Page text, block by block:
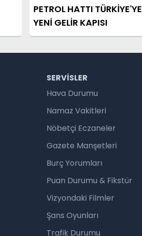
PETROL HATTI TÜRKİYE'YE
YENİ GELİR KAPISI
SERVISLER
Hava Durumu
Namaz Vakitleri
Nöbetçi Eczaneler
Gazete Manşetleri
Burç Yorumları
Puan Durumu & Fikstür
Vizyondaki Filmler
Şans Oyunları
Trafik Durumu